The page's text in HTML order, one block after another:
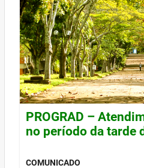
PROGRAD –
no período da tarde
COMUNICADO